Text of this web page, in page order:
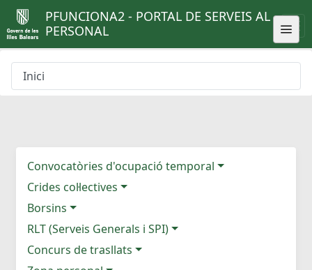
PFUNCIONA2 - PORTAL DE SERVEIS AL
PERSONAL
Inici
Convocatòries d'ocupació temporal
Crides col·lectives
Borsins
RLT (Serveis Generals i SPI)
Concurs de trasllats